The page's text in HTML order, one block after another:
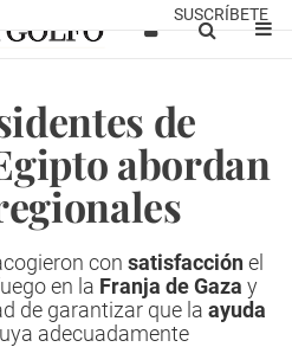
SUSCRÍBETE
de
abordan
con satisfacciónel
en la Franja de Gaza y
de garantizar que la ayuda
adecuadamente